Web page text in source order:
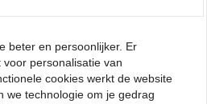
beter en persoonlijker. Er
personalisatie van
cookies werkt de website
we technologie om je gedrag